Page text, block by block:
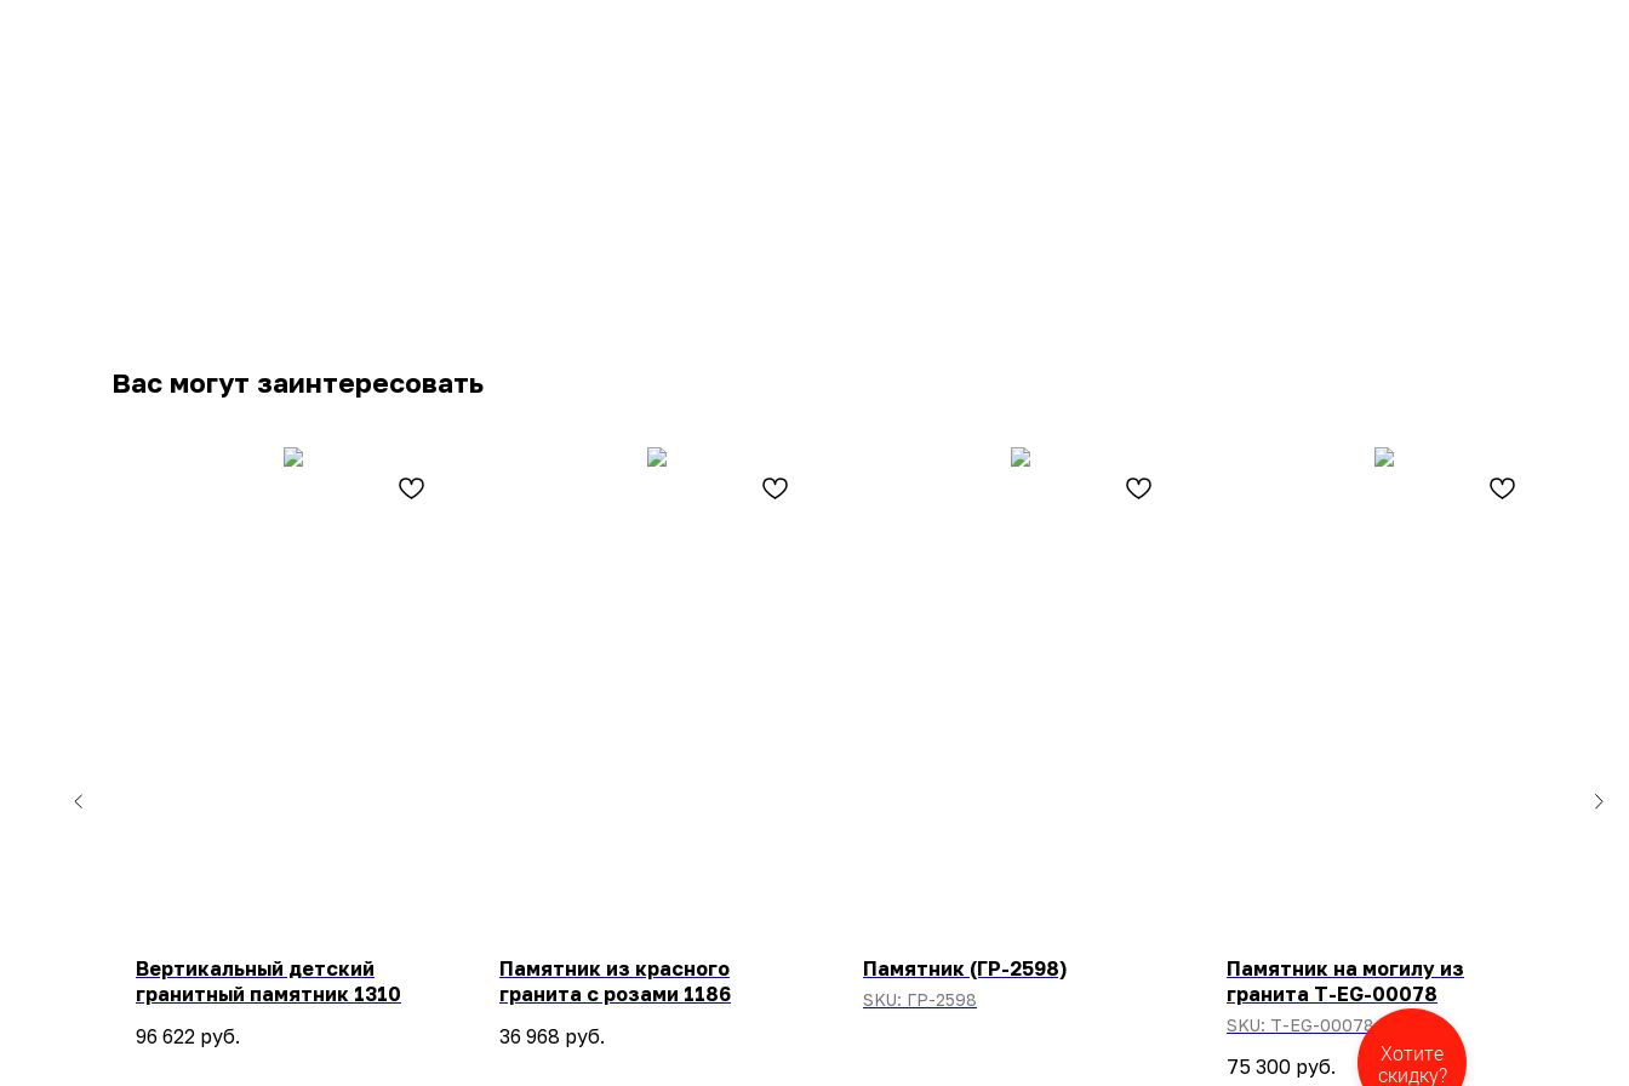
Вас могут заинтересовать
Вертикальный детский
гранитный памятник 1310
96 622 руб.
Памятник из красного
гранита с розами 1186
36 968 руб.
Памятник (ГР-2598)
SKU: ГР-2598
Памятник на могилу из
гранита T-EG-00078
SKU: T-EG-00078
75 300 руб.
Хотите
скидку?